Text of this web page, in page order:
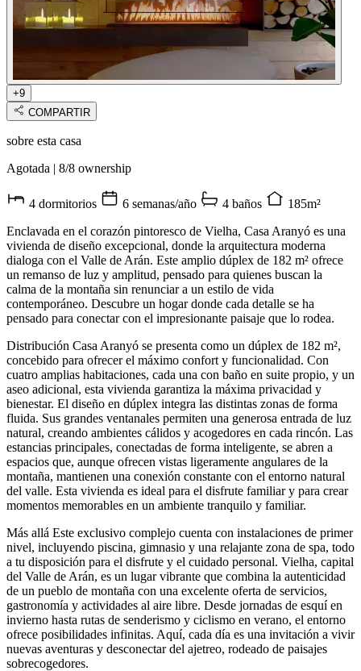
+9
COMPARTIR
sobre esta casa
Agotada | 8/8 ownership
4 dormitorios 6 semanas/año 4 baños
185m²
Enclavada en el corazón pintoresco de Vielha, Casa Aranyó es una
vivienda de diseño excepcional, donde la arquitectura moderna
dialoga con el Valle de Arán. Este amplio dúplex de 182 m² ofrece
un remanso de luz y amplitud, pensado para quienes buscan la
calma de la montaña sin renunciar a un estilo de vida
contemporáneo. Descubre un hogar donde cada detalle se ha
pensado para conectar con el impresionante paisaje que lo rodea.
Distribución Casa Aranyó se presenta como un dúplex de 182 m²,
concebido para ofrecer el máximo confort y funcionalidad. Con
cuatro amplias habitaciones, cada una con baño en suite propio, y un
aseo adicional, esta vivienda garantiza la máxima privacidad y
bienestar. El diseño en dúplex integra las distintas zonas de forma
fluida. Sus grandes ventanales permiten una generosa entrada de luz
natural, creando ambientes cálidos y acogedores en cada rincón. Las
estancias principales, conectadas de forma inteligente, se abren a
espacios que, aunque ofrecen vistas ligeramente angulares de la
montaña, mantienen una conexión constante con el entorno natural
del valle. Esta vivienda es ideal para el disfrute familiar y para crear
momentos memorables en un ambiente tranquilo y familiar.
Más allá Este exclusivo complejo cuenta con instalaciones de primer
nivel, incluyendo piscina, gimnasio y una relajante zona de spa, todo
a tu disposición para el disfrute y el cuidado personal. Vielha, capital
del Valle de Arán, es un lugar vibrante que combina la autenticidad
de un pueblo de montaña con una excelente oferta de servicios,
gastronomía y actividades al aire libre. Desde jornadas de esquí en
invierno hasta rutas de senderismo y ciclismo en verano, el entorno
ofrece posibilidades infinitas. Aquí, cada día es una invitación a vivir
nuevas aventuras y desconectar del ajetreo, rodeado de paisajes
sobrecogedores.